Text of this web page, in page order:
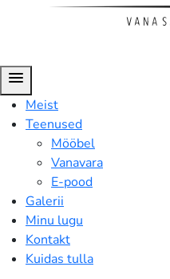
menu
Meist
Teenused
Mööbel
Vanavara
E-pood
Galerii
Minu lugu
Kontakt
Kuidas tulla